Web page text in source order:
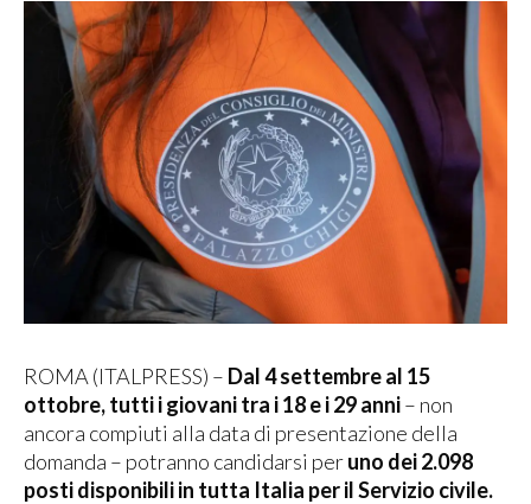
ROMA (ITALPRESS) – Dal 4 settembre al 15
ottobre, tutti i giovani tra i 18 e i 29 anni– non
ancora compiuti alla data di presentazione della
domanda – potranno candidarsi peruno dei 2.098
posti disponibili in tutta Italia per il Servizio civile.